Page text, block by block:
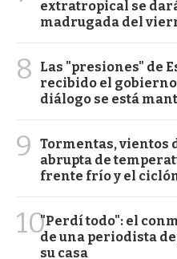
extratropical se
madrugada del
8
Las "presiones" de
recibido el gobierno
diálogo se está
9
Tormentas, vientos
abrupta de
frente frío y el
10"Perdí todo": el
de una periodista
su casa